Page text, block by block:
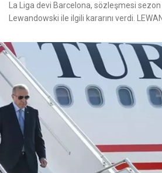
La Liga devi Barcelona, sözleşmesi
Lewandowski ile ilgili kararını verdi.